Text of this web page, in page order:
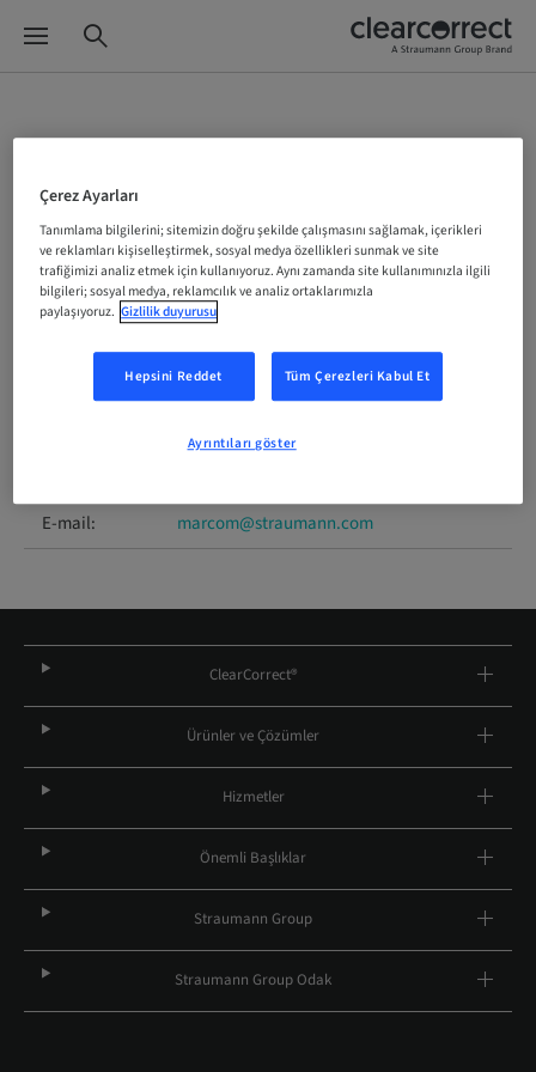
Imprint
Planlama ve uygulama:
Institut Straumann AG
Postfach
E-mail:
marcom@straumann.com
ClearCorrect®
Ürünler ve Çözümler
Hizmetler
Önemli Başlıklar
Straumann Group
Straumann Group Odak
Çerez Ayarları
Tanımlama bilgilerini; sitemizin doğru şekilde çalışmasını sağlamak, içerikleri
ve reklamları kişiselleştirmek, sosyal medya özellikleri sunmak ve site
trafiğimizi analiz etmek için kullanıyoruz. Aynı zamanda site kullanımınızla ilgili
bilgileri; sosyal medya, reklamcılık ve analiz ortaklarımızla
paylaşıyoruz. Gizlilik duyurusu
Hepsini Reddet Tüm Çerezleri Kabul Et
Ayrıntıları göster